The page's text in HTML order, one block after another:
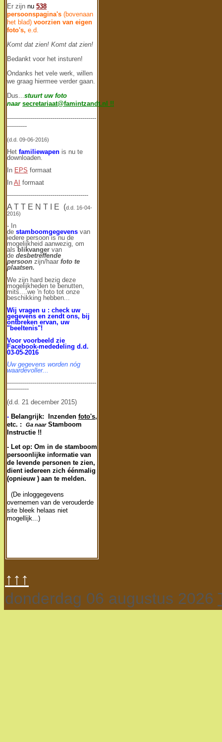
Er zijn nu 538
persoonspagina's (bovenaan
het blad) voorzien van eigen
foto's, e.d.
Komt dat zien! Komt dat zien!
Bedankt voor het insturen!
Ondanks het vele werk, willen
we graag hiermee verder gaan.
Dus...stuurt uw foto
naar secretariaat@famintzandt.nl
!!
---------------------------------------------
----------
(d.d. 09-06-2016)
Het familiewapen is nu te
downloaden.
In EPS formaat
In AI formaat
-----------------------------------------
A T T E N T I E (d.d. 16-04-
2016)
- In
de stamboomgegevens van
iedere persoon is nu de
mogelijkheid aanwezig, om
alsblikvanger van
de desbetreffende
persoon zijn/haar foto te
plaatsen.
We zijn hard bezig deze
mogelijkheden te benutten,
mits....we 'n foto tot onze
beschikking hebben...
Wij vragen u : check uw
gegevens en zendt ons, bij
ontbreken ervan, uw
"beeltenis"!
Voor voorbeeld zie
Facebook-mededeling d.d.
03-05-2016
Uw gegevens worden nóg
waardevoller...
---------------------------------------------
-----------
(d.d. 21 december 2015)
- Belangrijk: Inzenden foto's,
etc. :
Ga naar Stamboom
Instructie !!
- Let op: Om in de stamboom
persoonlijke informatie van
de levende personen te zien,
dient iedereen zich éénmalig
(opnieuw ) aan te melden.
(De inloggegevens
overnemen van de verouderde
site bleek helaas niet
mogellijk...)
↑↑↑
donderdag 06 augustus 2026